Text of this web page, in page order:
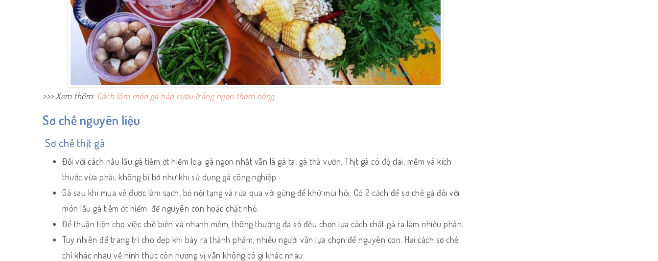
>>> Xem thêm: Cách làm món gà hấp rượu trắng ngon thơm nồng
Sơ chế nguyên liệu
Sơ chế thịt gà
Đối với cách nấu lẩu gà tiềm ớt hiểm loại gà ngon nhất vẫn là gà ta, gà thả vườn. Thịt gà có độ dai, mềm và kích
thước vừa phải, không bị bở như khi sử dụng gà công nghiệp.
Gà sau khi mua về được làm sạch, bỏ nội tạng và rửa qua với gừng để khử mùi hôi. Có 2 cách để sơ chế gà đối với
món lầu gà tiềm ớt hiểm: để nguyên con hoặc chặt nhỏ.
Để thuận tiện cho việc chế biến và nhanh mềm, thông thường đa số đều chọn lựa cách chặt gà ra làm nhiều phần.
Tuy nhiên để trang trí cho đẹp khi bày ra thành phẩm, nhiều người vẫn lựa chọn để nguyên con. Hai cách sơ chế
chỉ khác nhau về hình thức còn hương vị vẫn không có gì khác nhau.